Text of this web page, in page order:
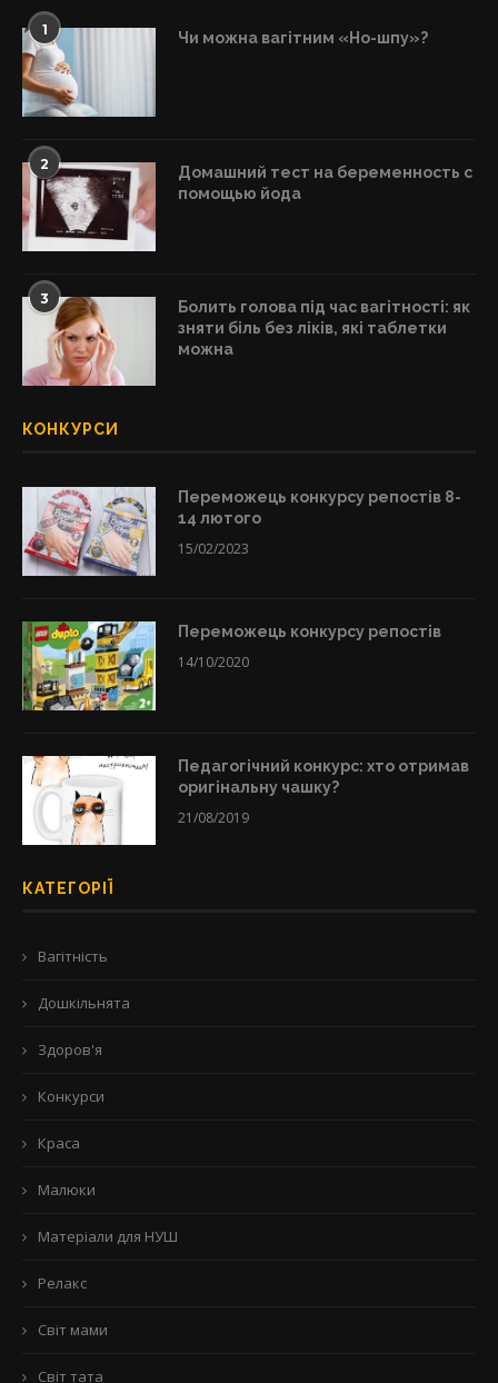
1 Чи можна вагітним «Но-шпу»?
2
Домашний тест на беременность с
помощью йода
3
Болить голова під час вагітності: як
зняти біль без ліків, які таблетки
можна
КОНКУРСИ
Переможець конкурсу репостів 8-
14 лютого
15/02/2023
Переможець конкурсу репостів
14/10/2020
Педагогічний конкурс: хто отримав
оригінальну чашку?
21/08/2019
КАТЕГОРІЇ
Вагітність
Дошкільнята
Здоров'я
Конкурси
Краса
Малюки
Матеріали для НУШ
Релакс
Світ мами
Світ тата